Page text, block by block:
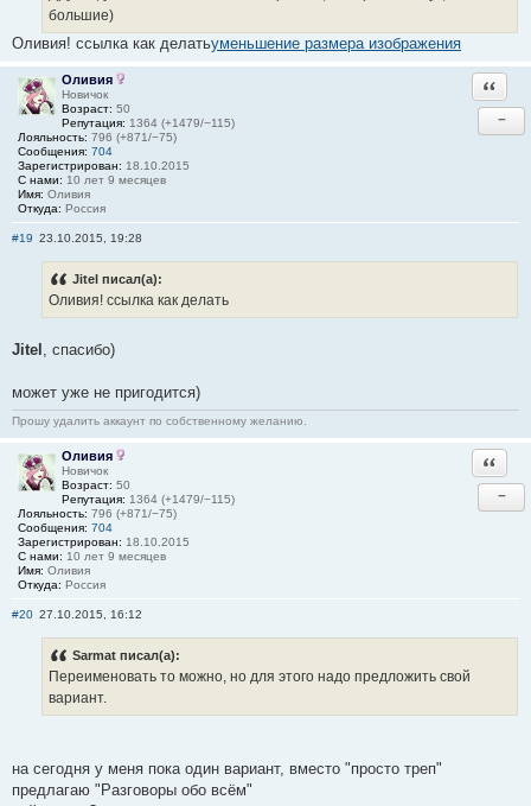
большие)
Оливия! ссылка как делатьуменьшение размера изображения
Оливия
Новичок
Возраст: 50
Репутация: 1364 (+1479/−115)
Лояльность: 796 (+871/−75)
Сообщения: 704
Зарегистрирован: 18.10.2015
С нами: 10 лет 9 месяцев
Имя: Оливия
Откуда: Россия
−
#19 23.10.2015, 19:28
Jitel писал(а):
Оливия! ссылка как делать
Jitel , спасибо)
может уже не пригодится)
Прошу удалить аккаунт по собственному желанию.
Оливия
Новичок
Возраст: 50
Репутация: 1364 (+1479/−115)
Лояльность: 796 (+871/−75)
Сообщения: 704
Зарегистрирован: 18.10.2015
С нами: 10 лет 9 месяцев
Имя: Оливия
Откуда: Россия
−
#20 27.10.2015, 16:12
Sarmat писал(а):
Переименовать то можно, но для этого надо предложить свой
вариант.
на сегодня у меня пока один вариант, вместо "просто треп"
предлагаю "Разговоры обо всём"